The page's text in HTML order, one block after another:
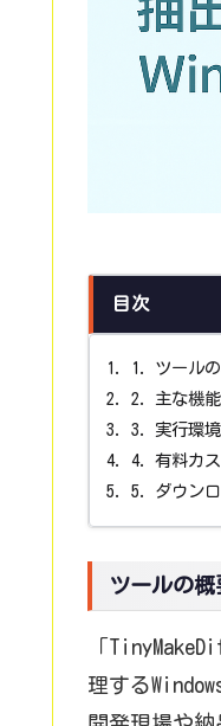
目次
ツール
主な機能
実行環境
有料カ
ダウン
ツールの概
「
理する